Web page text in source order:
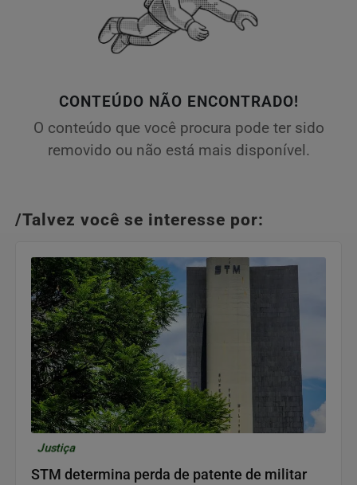
CONTEÚDO NÃO ENCONTRADO!
O conteúdo que você procura pode ter sido
removido ou não está mais disponível.
/Talvez você se interesse por:
Justiça
STM determina perda de patente de militar